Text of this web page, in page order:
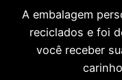
A embalagem
reciclados e foi
você receber